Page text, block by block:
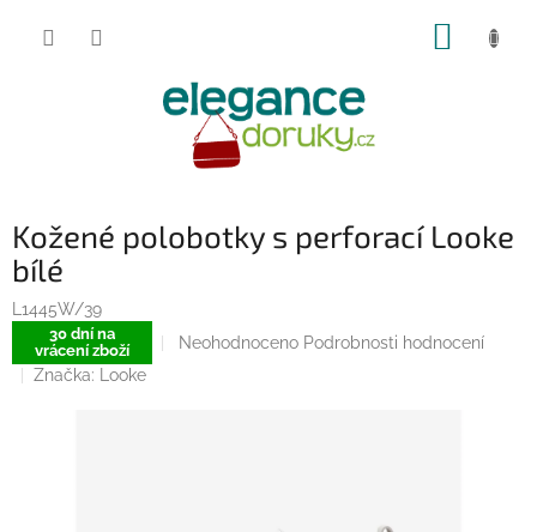
Kožené polobotky s perforací Looke
bílé
L1445W/39
30 dní na
vrácení zboží
Průměrné
Neohodnoceno Podrobnosti hodnocení
Značka: Looke